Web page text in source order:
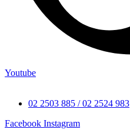
Youtube
02 2503 885 / 02 2524 983
Facebook Instagram